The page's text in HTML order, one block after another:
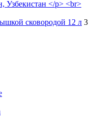
сковородой 12 л 3